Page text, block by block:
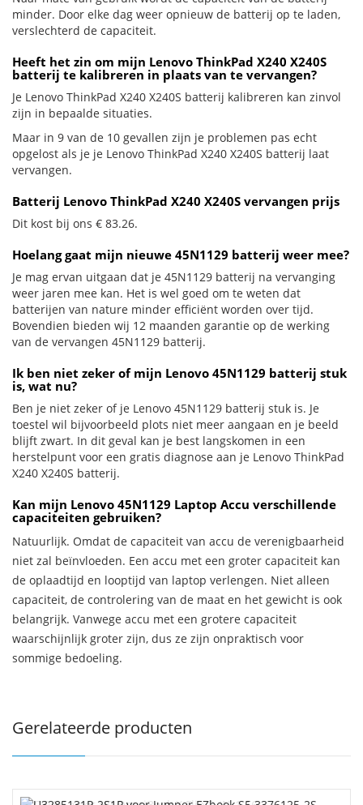
minder. Door elke dag weer opnieuw de batterij op te laden,
verslechterd de capaciteit.
Heeft het zin om mijn Lenovo ThinkPad X240 X240S
batterij te kalibreren in plaats van te vervangen?
Je Lenovo ThinkPad X240 X240S batterij kalibreren kan zinvol
zijn in bepaalde situaties.
Maar in 9 van de 10 gevallen zijn je problemen pas echt
opgelost als je je Lenovo ThinkPad X240 X240S batterij laat
vervangen.
Batterij Lenovo ThinkPad X240 X240S vervangen prijs
Dit kost bij ons € 83.26.
Hoelang gaat mijn nieuwe 45N1129 batterij weer mee?
Je mag ervan uitgaan dat je 45N1129 batterij na vervanging
weer jaren mee kan. Het is wel goed om te weten dat
batterijen van nature minder efficiënt worden over tijd.
Bovendien bieden wij 12 maanden garantie op de werking
van de vervangen 45N1129 batterij.
Ik ben niet zeker of mijn Lenovo 45N1129 batterij stuk
is, wat nu?
Ben je niet zeker of je Lenovo 45N1129 batterij stuk is. Je
toestel wil bijvoorbeeld plots niet meer aangaan en je beeld
blijft zwart. In dit geval kan je best langskomen in een
herstelpunt voor een gratis diagnose aan je Lenovo ThinkPad
X240 X240S batterij.
Kan mijn Lenovo 45N1129 Laptop Accu verschillende
capaciteiten gebruiken?
Natuurlijk. Omdat de capaciteit van accu de verenigbaarheid
niet zal beïnvloeden. Een accu met een groter capaciteit kan
de oplaadtijd en looptijd van laptop verlengen. Niet alleen
capaciteit, de controlering van de maat en het gewicht is ook
belangrijk. Vanwege accu met een grotere capaciteit
waarschijnlijk groter zijn, dus ze zijn onpraktisch voor
sommige bedoeling.
Gerelateerde producten